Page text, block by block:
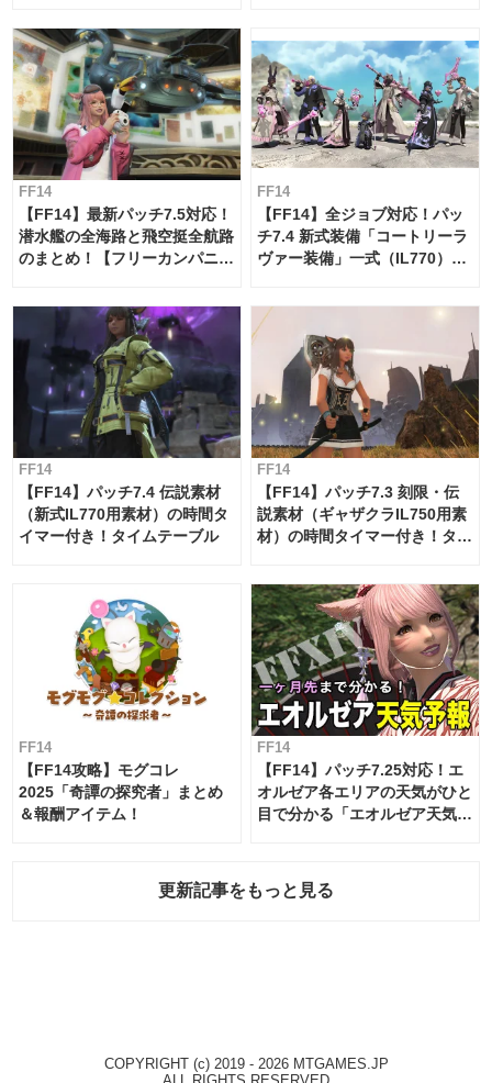
FF14
【FF14】最新パッチ7.5対応！
潜水艦の全海路と飛空挺全航路
のまとめ！【フリーカンパニ
FF14
【FF14】全ジョブ対応！パッ
チ7.4 新式装備「コートリーラ
ヴァー装備」一式（IL770）の
FF14
【FF14】パッチ7.4 伝説素材
（新式IL770用素材）の時間タ
イマー付き！タイムテーブル
FF14
【FF14】パッチ7.3 刻限・伝
説素材（ギャザクラIL750用素
材）の時間タイマー付き！タイ
FF14
【FF14攻略】モグコレ
2025「奇譚の探究者」まとめ
＆報酬アイテム！
FF14
【FF14】パッチ7.25対応！エ
オルゼア各エリアの天気がひと
目で分かる「エオルゼア天気予
更新記事をもっと見る
COPYRIGHT (c) 2019 - 2026 MTGAMES.JP